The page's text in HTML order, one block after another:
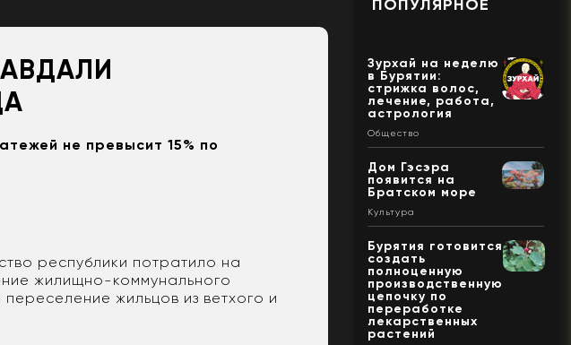
не превысит 15% по
республики потратило на
жилищно-коммунального
жильцов из ветхого и
ПОПУЛЯРНОЕ
Зурхай на неделю
в Бурятии:
стрижка волос,
лечение, работа,
астрология
Общество
Дом Гэсэра
появится на
Братском море
Культура
Бурятия готовится
создать
полноценную
производственную
цепочку по
переработке
лекарственных
растений